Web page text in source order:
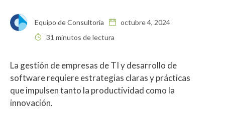
Equipo de Consultoría
octubre 4, 2024
31 minutos de lectura
La gestión de empresas de TI y desarrollo de
software requiere estrategias claras y prácticas
que impulsen tanto la productividad como la
innovación.